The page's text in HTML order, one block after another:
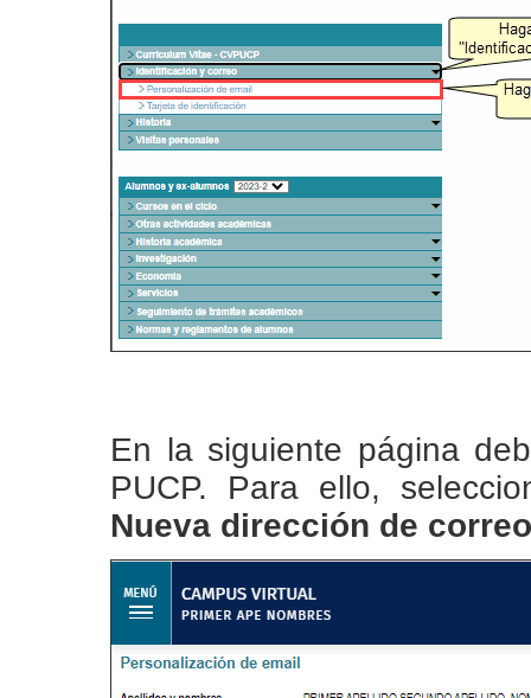
En la siguiente página
PUCP. Para ello,
Nueva dirección de correo